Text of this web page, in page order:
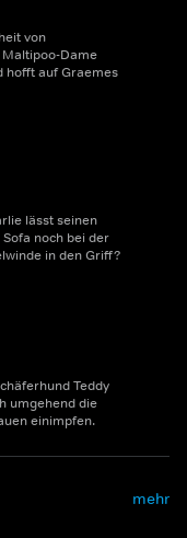
von
Dame
hofft auf Graemes
lässt seinen
noch bei der
in den Griff?
Teddy
umgehend die
einimpfen.
mehr